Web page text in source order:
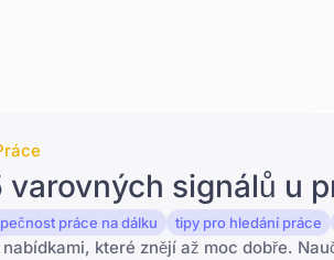
varovných signálů u
práce na dálku tipy pro hledání práce
které znějí až moc dobře.